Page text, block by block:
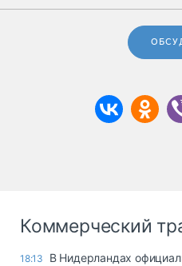
Коммерческий
18:13
В Нидерландах